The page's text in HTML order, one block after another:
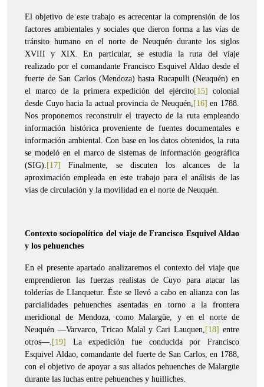
El objetivo de este trabajo es acrecentar la comprensión de los
factores ambientales y sociales que dieron forma a las vías de
tránsito humano en el norte de Neuquén durante los siglos
XVIII y XIX. En particular, se estudia la ruta del viaje
realizado por el comandante Francisco Esquivel Aldao desde el
fuerte de San Carlos (Mendoza) hasta Rucapulli (Neuquén) en
el marco de la primera expedición del ejército[15]
colonial
desde Cuyo hacia la actual provincia de Neuquén, [16] en 1788.
Nos proponemos reconstruir el trayecto de la ruta empleando
información histórica proveniente de fuentes documentales e
información ambiental. Con base en los datos obtenidos, la ruta
se modeló en el marco de sistemas de información geográfica
(SIG). [17]
Finalmente, se discuten los alcances de la
aproximación empleada en este trabajo para el análisis de las
vías de circulación y la movilidad en el norte de Neuquén.
Contexto sociopolítico del viaje de Francisco Esquivel Aldao
y los pehuenches
En el presente apartado analizaremos el contexto del viaje que
emprendieron las fuerzas realistas de Cuyo para atacar las
tolderías de Llanquetur. Éste se llevó a cabo en alianza con las
parcialidades pehuenches asentadas en torno a la frontera
meridional de Mendoza, como Malargüe, y en el norte de
Neuquén —Varvarco, Tricao Malal y Cari Lauquen, [18] entre
otros—. [19]
La expedición fue conducida por Francisco
Esquivel Aldao, comandante del fuerte de San Carlos, en 1788,
con el objetivo de apoyar a sus aliados pehuenches de Malargüe
durante las luchas entre pehuenches y huilliches.